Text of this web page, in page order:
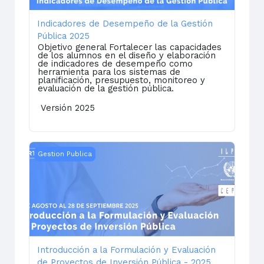
Indicadores de Desempeño de la Gestión
Pública 2025
Objetivo general Fortalecer las capacidades
de los alumnos en el diseño y elaboración
de indicadores de desempeño como
herramienta para los sistemas de
planificación, presupuesto, monitoreo y
evaluación de la gestión pública.
Versión 2025
Introducción a la Formulación y Evaluación de
Gestion Publica
Introducción a la Formulación y Evaluación